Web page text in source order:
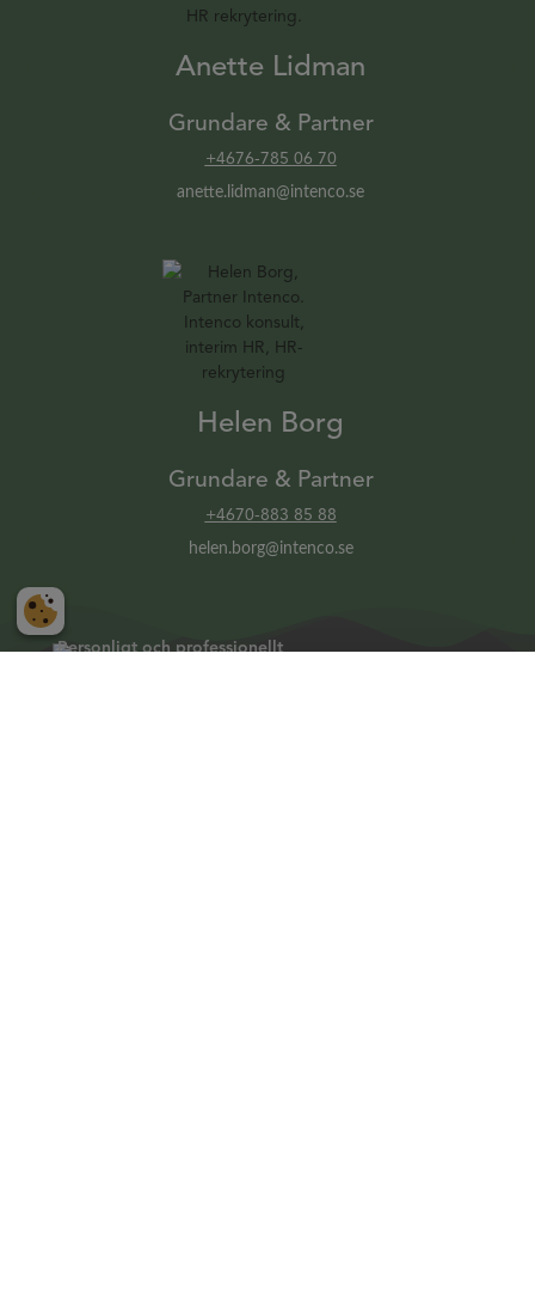
Anette Lidman
Grundare & Partner
+4676-785 06 70
anette.lidman@intenco.se
Helen Borg
Grundare & Partner
+4670-883 85 88
helen.borg@intenco.se
Personligt och professionellt